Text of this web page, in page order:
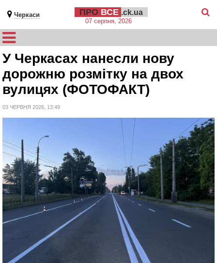
Черкаси ПРО ВСЕ .ck.ua
07 серпня, 2026
У Черкасах нанесли нову
дорожню розмітку на двох
вулицях (ФОТОФАКТ)
03 ЧЕРВНЯ 2026, 13:49